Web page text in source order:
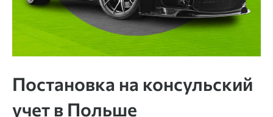
Постановка на консульский
учет в Польше